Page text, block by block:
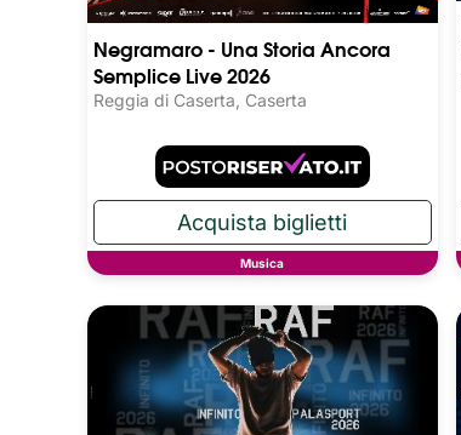
Negramaro - Una Storia Ancora
Semplice Live 2026
Reggia di Caserta, Caserta
Musica